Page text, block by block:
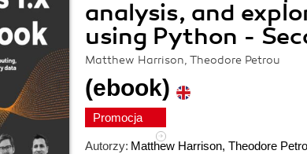
analysis, and
using Python -
Matthew Harrison, Theodore Petrou
(ebook)
Promocja
Autorzy: Matthew Harrison, Theodore